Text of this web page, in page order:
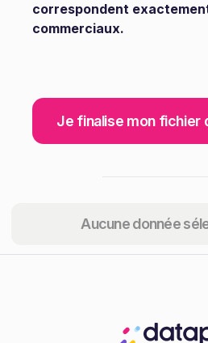
Aucune donnée
correspondent
commerciaux.
Je finalise mon fichier
Partager